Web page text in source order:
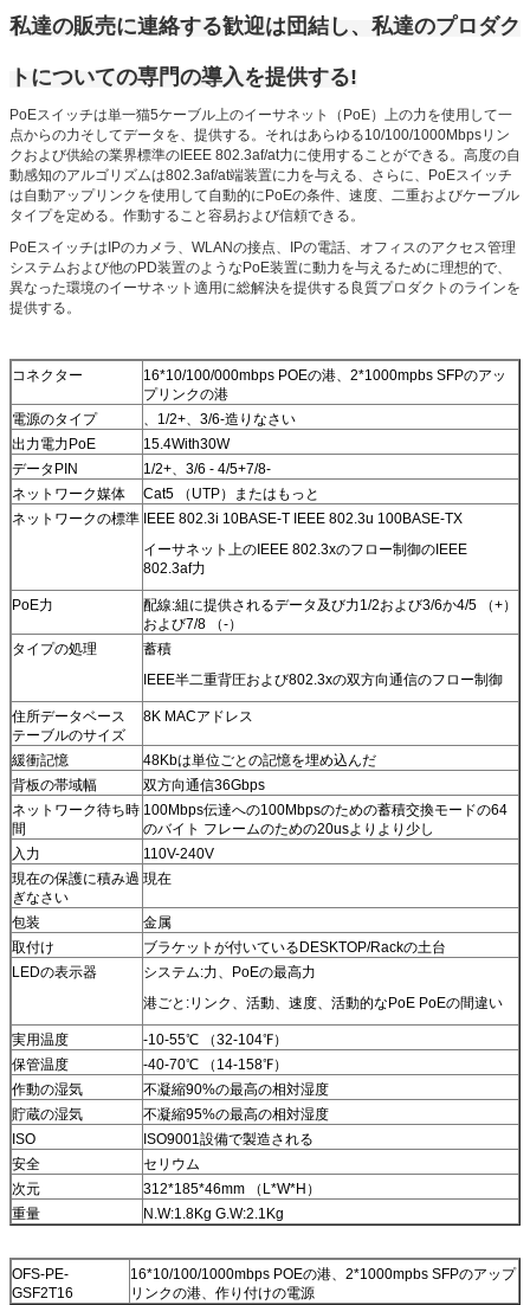
私達の販売に連絡する歓迎は団結し、私達のプロダク
トについての専門の導入を提供する!
PoEスイッチは単一猫5ケーブル上のイーサネット（PoE）上の力を使用して一
点からの力そしてデータを、提供する。それはあらゆる10/100/1000Mbpsリン
クおよび供給の業界標準のIEEE 802.3af/at力に使用することができる。高度の自
動感知のアルゴリズムは802.3af/at端装置に力を与える、さらに、PoEスイッチ
は自動アップリンクを使用して自動的にPoEの条件、速度、二重およびケーブル
タイプを定める。作動すること容易および信頼できる。
PoEスイッチはIPのカメラ、WLANの接点、IPの電話、オフィスのアクセス管理
システムおよび他のPD装置のようなPoE装置に動力を与えるために理想的で、
異なった環境のイーサネット適用に総解決を提供する良質プロダクトのラインを
提供する。
コネクター
16*10/100/000mbps POEの港、2*1000mpbs SFPのアッ
プリンクの港
電源のタイプ
、1/2+、3/6-造りなさい
出力電力PoE
15.4With30W
データPIN
1/2+、3/6 - 4/5+7/8-
ネットワーク媒体
Cat5 （UTP）またはもっと
ネットワークの標準 IEEE 802.3i 10BASE-T IEEE 802.3u 100BASE-TX
イーサネット上のIEEE 802.3xのフロー制御のIEEE
802.3af力
PoE力
配線:組に提供されるデータ及び力1/2および3/6か4/5 （+）
および7/8 （-）
タイプの処理
蓄積
IEEE半二重背圧および802.3xの双方向通信のフロー制御
住所データベース
テーブルのサイズ
8K MACアドレス
緩衝記憶
48Kbは単位ごとの記憶を埋め込んだ
背板の帯域幅
双方向通信36Gbps
ネットワーク待ち時
間
100Mbps伝達への100Mbpsのための蓄積交換モードの64
のバイト フレームのための20usよりより少し
入力
110V-240V
現在の保護に積み過
ぎなさい
現在
包装
金属
取付け
ブラケットが付いているDESKTOP/Rackの土台
LEDの表示器
システム:力、PoEの最高力
港ごと:リンク、活動、速度、活動的なPoE PoEの間違い
実用温度
-10-55℃ （32-104℉）
保管温度
-40-70℃ （14-158℉）
作動の湿気
不凝縮90%の最高の相対湿度
貯蔵の湿気
不凝縮95%の最高の相対湿度
ISO
ISO9001設備で製造される
安全
セリウム
次元
312*185*46mm （L*W*H）
重量
N.W:1.8Kg G.W:2.1Kg
OFS-PE-
GSF2T16
16*10/100/1000mbps POEの港、2*1000mpbs SFPのアップ
リンクの港、作り付けの電源